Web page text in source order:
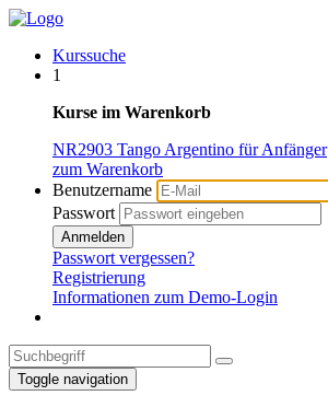
Kurssuche
1
Kurse im Warenkorb
NR2903 Tango Argentino für Anfänger
zum Warenkorb
Benutzername
Passwort
Anmelden
Passwort vergessen?
Registrierung
Informationen zum Demo-Login
Toggle navigation